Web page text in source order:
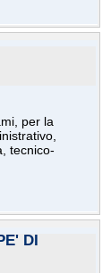
per la
tecnico-
DI